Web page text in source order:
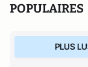
POPULAIRES
PLUS